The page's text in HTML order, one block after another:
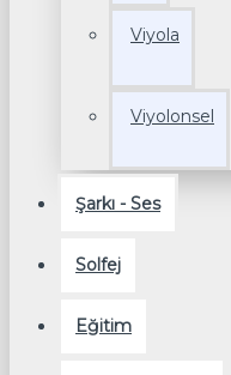
Viyola
Viyolonsel
Şarkı - Ses
Solfej
Eğitim